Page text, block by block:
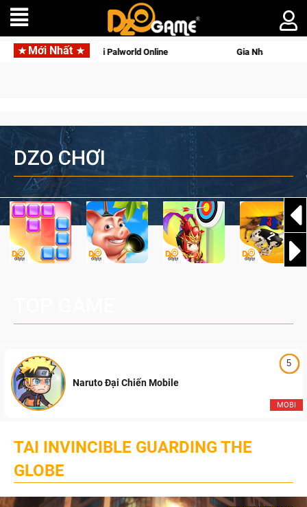
Mới Nhất
với tên gọi Palworld Online Gia Nhập Closed Beta Norse
DZO CHƠI
5
MOBI
Naruto Đại Chiến Mobile
TAI INVINCIBLE GUARDING THE
GLOBE